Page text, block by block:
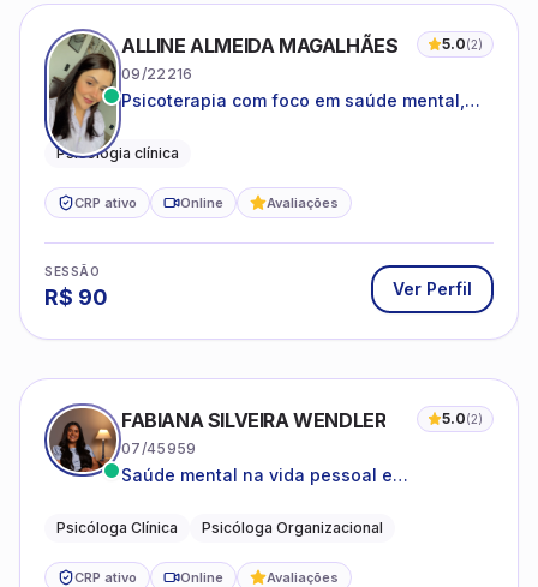
ALLINE ALMEIDA MAGALHÃES 5.0(2)
09/22216
Psicoterapia com foco em saúde mental,
adolescentes e adultos.
Psicologia clínica
CRP ativo Online Avaliações
SESSÃO
R$ 90 Ver Perfil
FABIANA SILVEIRA WENDLER 5.0(2)
07/45959
Saúde mental na vida pessoal e
Psicóloga Clínica Psicóloga Organizacional
CRP ativo Online Avaliações